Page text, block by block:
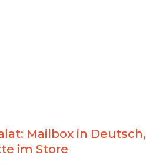
Mailbox in Deutsch,
im Store